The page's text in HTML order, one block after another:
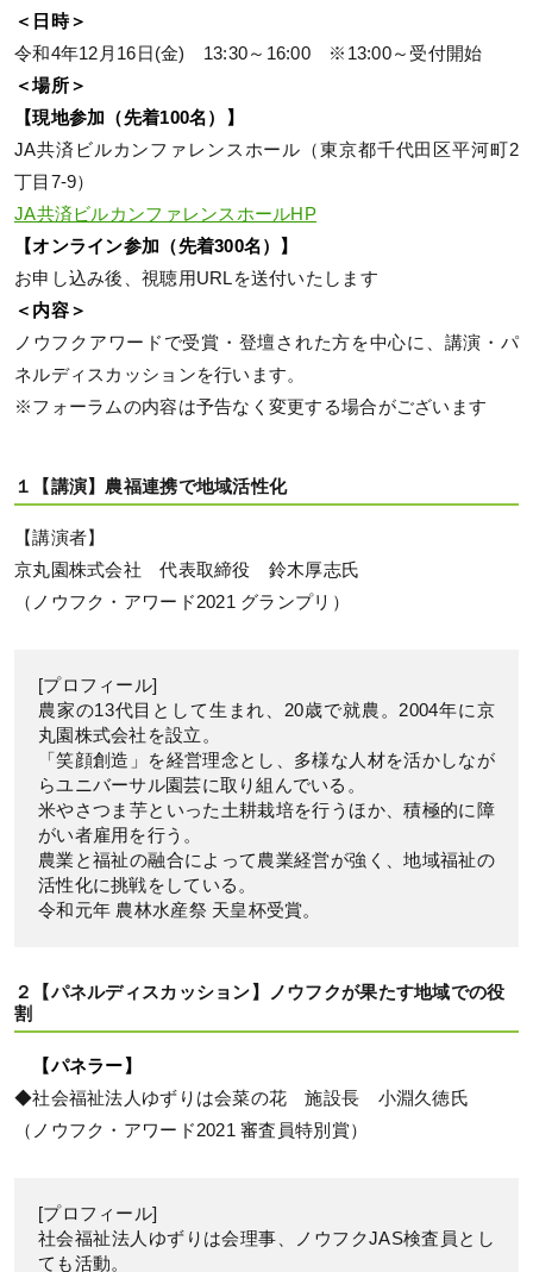
＜日時＞
令和4年12月16日(金) 13:30～16:00 ※13:00～受付開始
＜場所＞
【現地参加（先着100名）】
JA共済ビルカンファレンスホール（東京都千代田区平河町2
丁目7-9）
JA共済ビルカンファレンスホールHP
【オンライン参加（先着300名）】
お申し込み後、視聴用URLを送付いたします
＜内容＞
ノウフクアワードで受賞・登壇された方を中心に、講演・パ
ネルディスカッションを行います。
※フォーラムの内容は予告なく変更する場合がございます
１【講演】農福連携で地域活性化
【講演者】
京丸園株式会社 代表取締役 鈴木厚志氏
（ノウフク・アワード2021 グランプリ）
[プロフィール]
農家の13代目として生まれ、20歳で就農。2004年に京
丸園株式会社を設立。
「笑顔創造」を経営理念とし、多様な人材を活かしなが
らユニバーサル園芸に取り組んでいる。
米やさつま芋といった土耕栽培を行うほか、積極的に障
がい者雇用を行う。
農業と福祉の融合によって農業経営が強く、地域福祉の
活性化に挑戦をしている。
令和元年 農林水産祭 天皇杯受賞。
２【パネルディスカッション】ノウフクが果たす地域での役
割
【パネラー】
◆社会福祉法人ゆずりは会菜の花 施設長 小淵久徳氏
（ノウフク・アワード2021 審査員特別賞）
[プロフィール]
社会福祉法人ゆずりは会理事、ノウフクJAS検査員とし
ても活動。